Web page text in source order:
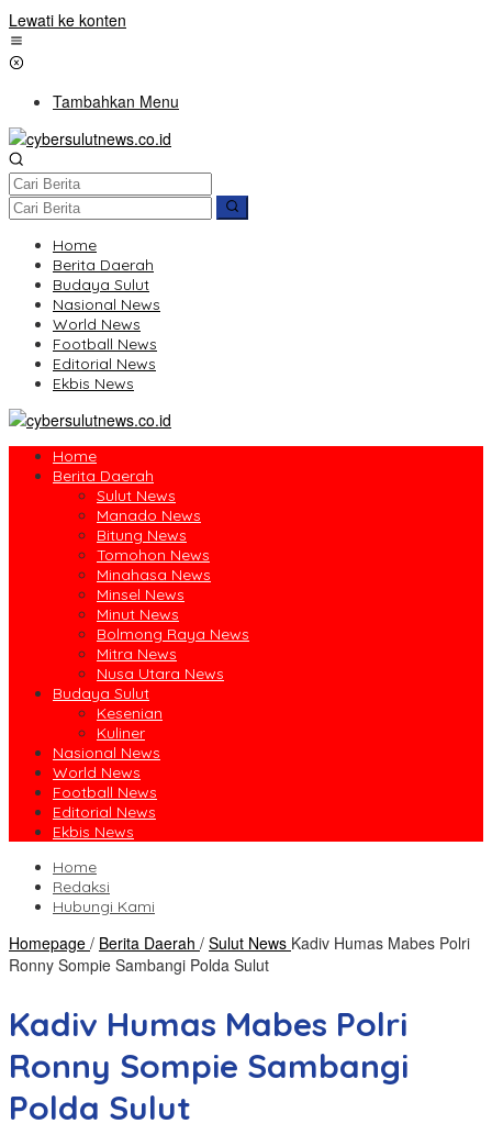
Lewati ke konten
Tambahkan Menu
Home
Berita Daerah
Budaya Sulut
Nasional News
World News
Football News
Editorial News
Ekbis News
Home
Berita Daerah
Sulut News
Manado News
Bitung News
Tomohon News
Minahasa News
Minsel News
Minut News
Bolmong Raya News
Mitra News
Nusa Utara News
Budaya Sulut
Kesenian
Kuliner
Nasional News
World News
Football News
Editorial News
Ekbis News
Home
Redaksi
Hubungi Kami
Homepage / Berita Daerah / Sulut News Kadiv Humas Mabes Polri
Ronny Sompie Sambangi Polda Sulut
Kadiv Humas Mabes Polri
Ronny Sompie Sambangi
Polda Sulut